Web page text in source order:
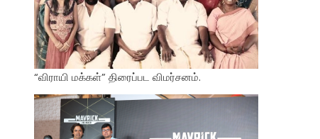
“விராயி மக்கள்” திரைப்பட விமர்சனம்.